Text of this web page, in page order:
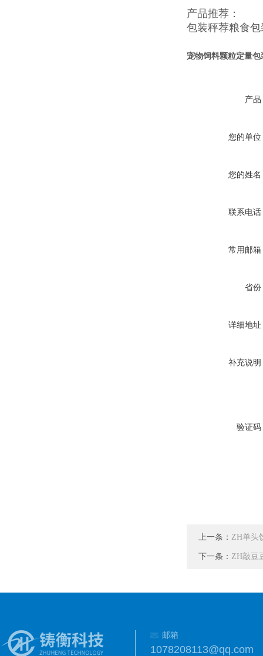
产品推荐：
包装秤荐粮食包
宠物饲料颗粒定量包
产品
您的单位
您的姓名
联系电话
常用邮箱
省份
详细地址
补充说明
验证码
上一条： ZH单头
下一条： ZH敲豆
邮箱
1078208113@qq.com